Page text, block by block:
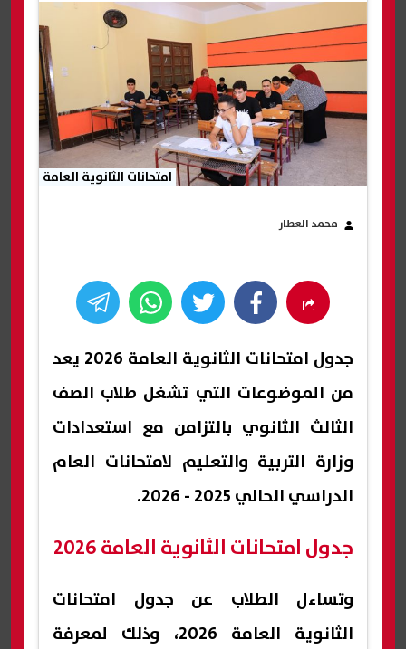
امتحانات الثانوية العامة
محمد العطار
جدول امتحانات الثانوية العامة 2026 يعد
من الموضوعات التي تشغل طلاب الصف
الثالث الثانوي بالتزامن مع استعدادات
وزارة التربية والتعليم لامتحانات العام
الدراسي الحالي 2025 - 2026.
جدول امتحانات الثانوية العامة 2026
وتساءل الطلاب عن جدول امتحانات
الثانوية العامة 2026، وذلك لمعرفة